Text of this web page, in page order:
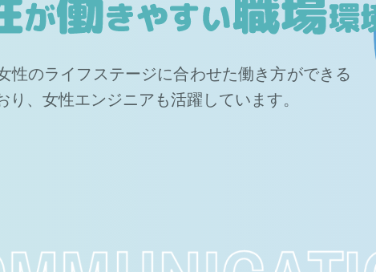
性のライフステージに合わせた働き方ができる
り、女性エンジニアも活躍しています。